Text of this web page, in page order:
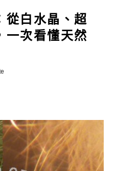
從白水晶、超
一次看懂天然